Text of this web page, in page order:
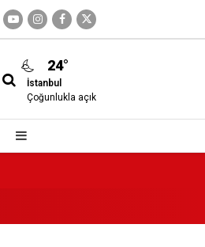
24°
İstanbul
Çoğunlukla açık